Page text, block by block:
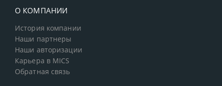
О КОМПАНИИ
История компании
Наши партнеры
Наши авторизации
Карьера в MICS
Обратная связь